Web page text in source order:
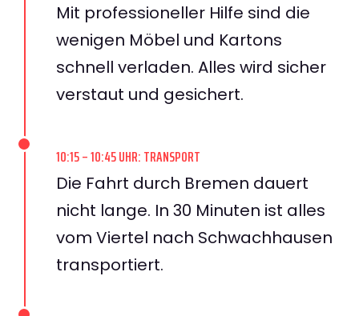
Mit professioneller Hilfe sind die
wenigen Möbel und Kartons
schnell verladen. Alles wird sicher
verstaut und gesichert.
10:15 – 10:45 UHR: TRANSPORT
Die Fahrt durch Bremen dauert
nicht lange. In 30 Minuten ist alles
vom Viertel nach Schwachhausen
transportiert.